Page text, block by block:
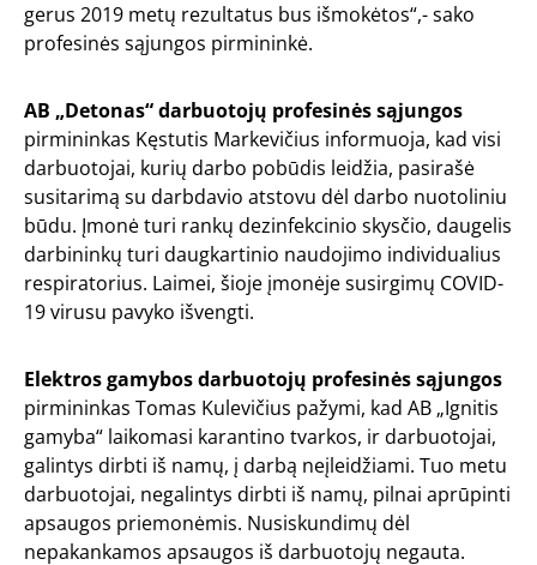
gerus 2019 metų rezultatus bus išmokėtos“,- sako
profesinės sąjungos pirmininkė.
AB „Detonas“ darbuotojų profesinės sąjungos
pirmininkas Kęstutis Markevičius informuoja, kad visi
darbuotojai, kurių darbo pobūdis leidžia, pasirašė
susitarimą su darbdavio atstovu dėl darbo nuotoliniu
būdu. Įmonė turi rankų dezinfekcinio skysčio, daugelis
darbininkų turi daugkartinio naudojimo individualius
respiratorius. Laimei, šioje įmonėje susirgimų COVID-
19 virusu pavyko išvengti.
Elektros gamybos darbuotojų profesinės sąjungos
pirmininkas Tomas Kulevičius pažymi, kad AB „Ignitis
gamyba“ laikomasi karantino tvarkos, ir darbuotojai,
galintys dirbti iš namų, į darbą neįleidžiami. Tuo metu
darbuotojai, negalintys dirbti iš namų, pilnai aprūpinti
apsaugos priemonėmis. Nusiskundimų dėl
nepakankamos apsaugos iš darbuotojų negauta.